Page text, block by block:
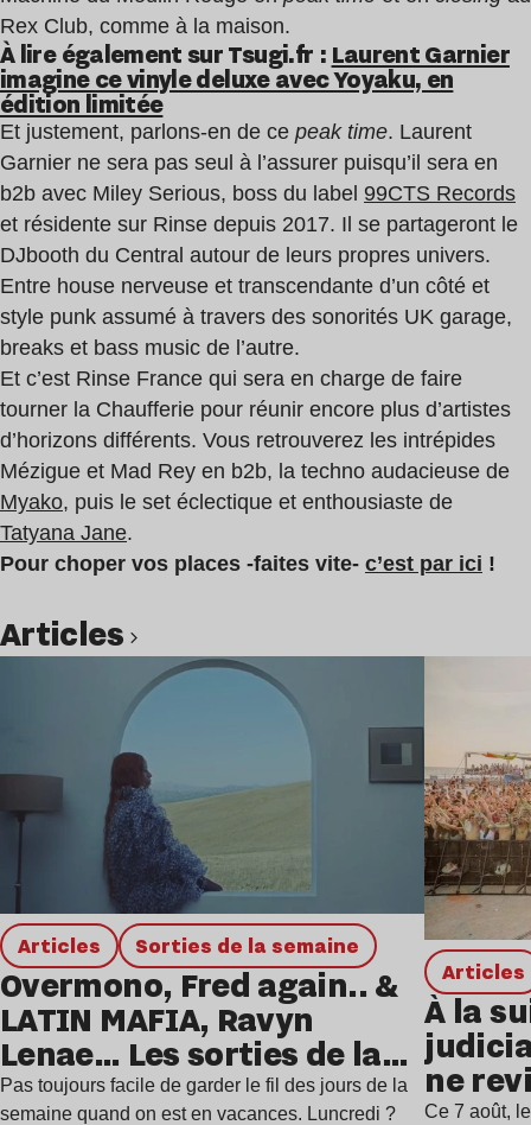
Rex Club, comme à la maison.
À lire également sur Tsugi.fr : Laurent Garnier
imagine ce vinyle deluxe avec Yoyaku, en
édition limitée
Et justement, parlons-en de ce peak time. Laurent
Garnier ne sera pas seul à l’assurer puisqu’il sera en
b2b avec Miley Serious, boss du label 99CTS Records
et résidente sur Rinse depuis 2017. Il se partageront le
DJbooth du Central autour de leurs propres univers.
Entre house nerveuse et transcendante d’un côté et
style punk assumé à travers des sonorités UK garage,
breaks et bass music de l’autre.
Et c’est Rinse France qui sera en charge de faire
tourner la Chaufferie pour réunir encore plus d’artistes
d’horizons différents. Vous retrouverez les intrépides
Mézigue et Mad Rey en b2b, la techno audacieuse de
Myako, puis le set éclectique et enthousiaste de
Tatyana Jane.
Pour choper vos places -faites vite- c’est par ici !
Articles
Articles Sorties de la semaine
Overmono, Fred again.. &
LATIN MAFIA, Ravyn
Lenae… Les sorties de la
semaine
Pas toujours facile de garder le fil des jours de la
semaine quand on est en vacances. Luncredi ?
Articles
À la
ne
Ce 7 août,